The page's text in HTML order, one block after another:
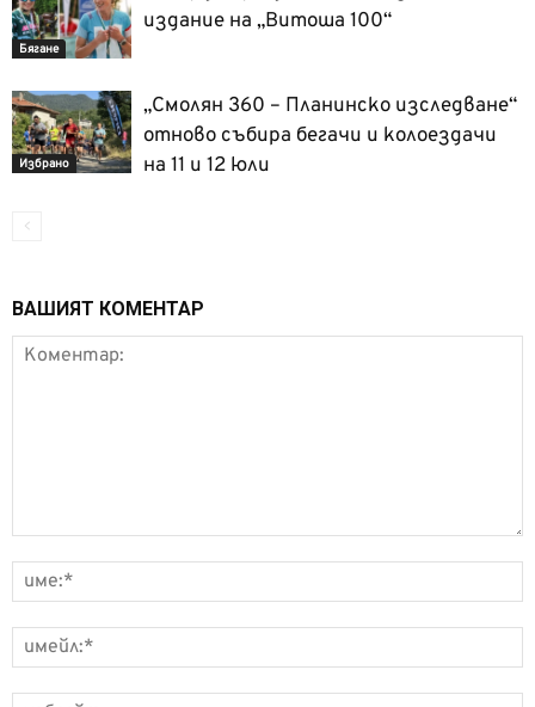
Бягане
издание на „Витоша 100“
Избрано
„Смолян 360 – Планинско изследване“
отново събира бегачи и колоездачи
на 11 и 12 юли
ВАШИЯТ КОМЕНТАР